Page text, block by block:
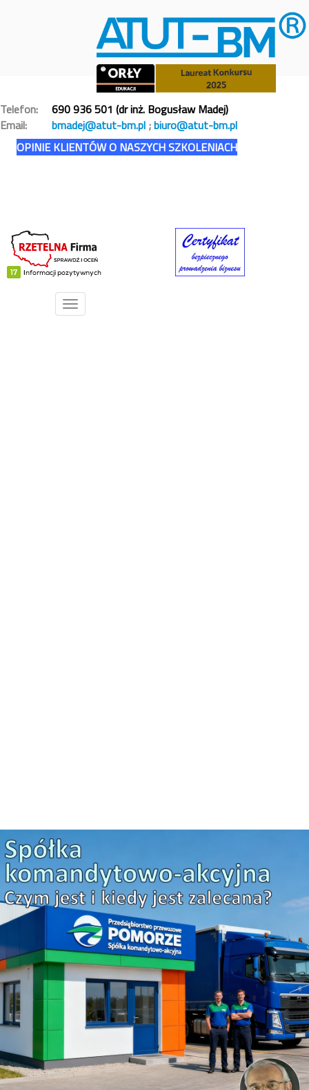
Telefon:
690 936 501 (dr inż. Bogusław Madej)
Email: bmadej@atut-bm.pl ;biuro@atut-bm.pl
OPINIE KLIENTÓW O NASZYCH SZKOLENIACH